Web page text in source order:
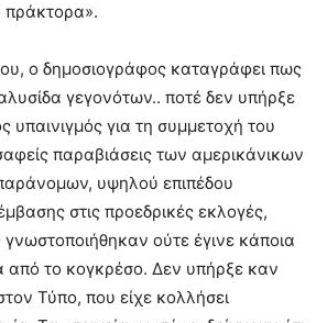
πράκτορα».
ο δημοσιογράφος καταγράφει πως
γεγονότων.. ποτέ δεν υπήρξε
υπαινιγμός για τη συμμετοχή του
παραβιάσεις των αμερικάνικων
υψηλού επιπέδου
στις προεδρικές εκλογές,
γνωστοποιήθηκαν ούτε έγινε κάποια
το κογκρέσο. Δεν υπήρξε καν
Τύπο, που είχε κολλήσει